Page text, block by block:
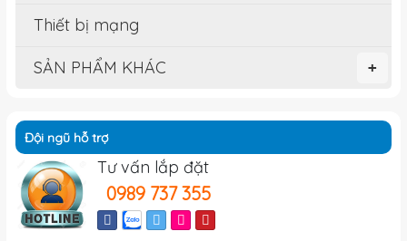
Thiết bị mạng
+
SẢN PHẨM KHÁC
Đội ngũ hỗ trợ
Tư vấn lắp đặt
0989 737 355